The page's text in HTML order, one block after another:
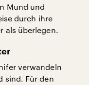
Mund und
durch ihre
als überlegen.
verwandeln
sind. Für den